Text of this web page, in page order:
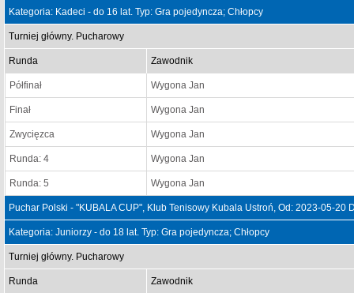
Kategoria: Kadeci - do 16 lat. Typ: Gra pojedyncza; Chłopcy
Turniej główny. Pucharowy
Runda Zawodnik
Półfinał Wygona Jan
Finał Wygona Jan
Zwycięzca Wygona Jan
Runda: 4 Wygona Jan
Runda: 5 Wygona Jan
Puchar Polski - "KUBALA CUP", Klub Tenisowy Kubala Ustroń, Od: 2023-05-20
Kategoria: Juniorzy - do 18 lat. Typ: Gra pojedyncza; Chłopcy
Turniej główny. Pucharowy
Runda Zawodnik